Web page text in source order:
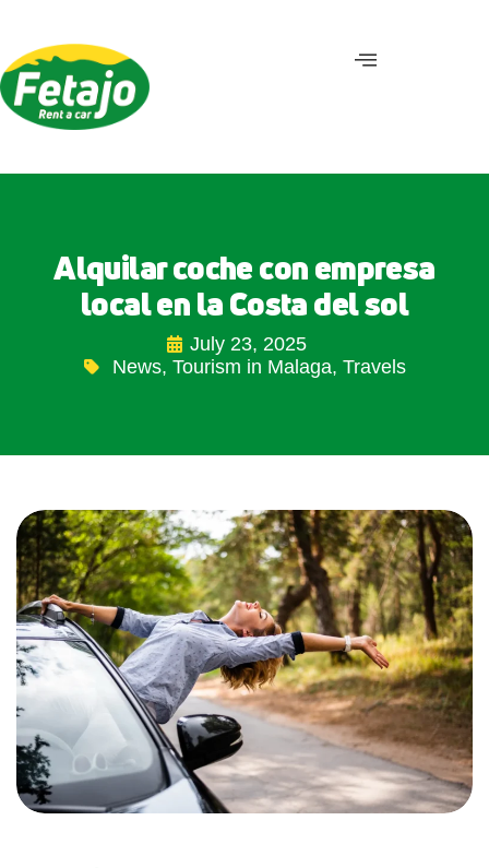
Alquilar coche con empresa
local en la Costa del sol
July 23, 2025
News, Tourism in Malaga, Travels